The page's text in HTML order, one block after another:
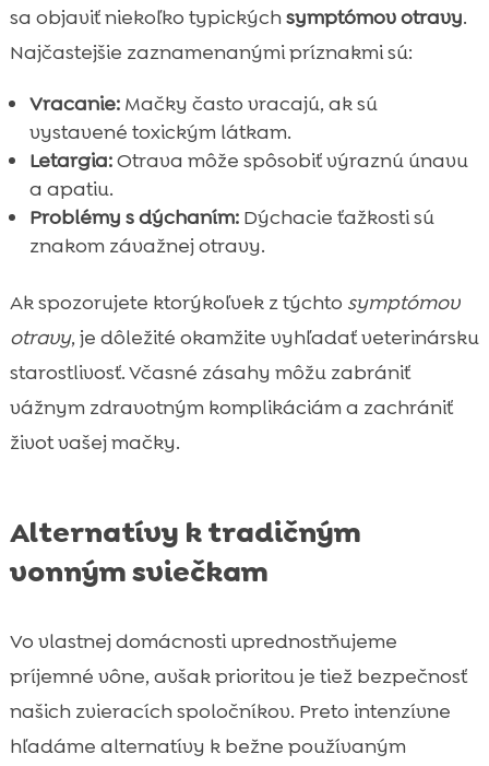
sa objaviť niekoľko typickýchsymptómov otravy.
Najčastejšie zaznamenanými príznakmi sú:
Vracanie:Mačky často vracajú, ak sú
vystavené toxickým látkam.
Letargia:Otrava môže spôsobiť výraznú únavu
a apatiu.
Problémy s dýchaním:Dýchacie ťažkosti sú
znakom závažnej otravy.
Ak spozorujete ktorýkoľvek z týchto symptómov
otravy, je dôležité okamžite vyhľadať veterinársku
starostlivosť. Včasné zásahy môžu zabrániť
vážnym zdravotným komplikáciám a zachrániť
život vašej mačky.
Alternatívy k tradičným
vonným sviečkam
Vo vlastnej domácnosti uprednostňujeme
príjemné vône, avšak prioritou je tiež bezpečnosť
našich zvieracích spoločníkov. Preto intenzívne
hľadáme alternatívy k bežne používaným